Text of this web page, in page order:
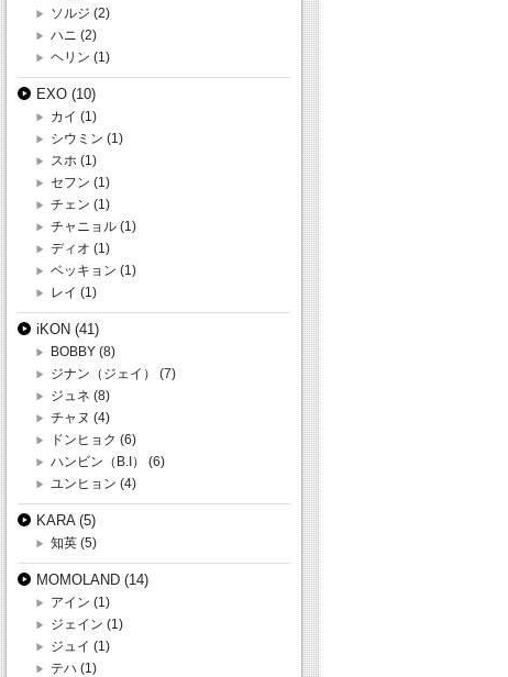
ソルジ (2)
ハニ (2)
ヘリン (1)
EXO (10)
カイ (1)
シウミン (1)
スホ (1)
セフン (1)
チェン (1)
チャニョル (1)
ディオ (1)
ベッキョン (1)
レイ (1)
iKON (41)
BOBBY (8)
ジナン（ジェイ）
(7)
ジュネ (8)
チャヌ (4)
ドンヒョク (6)
ハンビン（B.I）
(6)
ユンヒョン (4)
KARA(5)
知英 (5)
MOMOLAND (14)
アイン (1)
ジェイン (1)
ジュイ (1)
テハ (1)